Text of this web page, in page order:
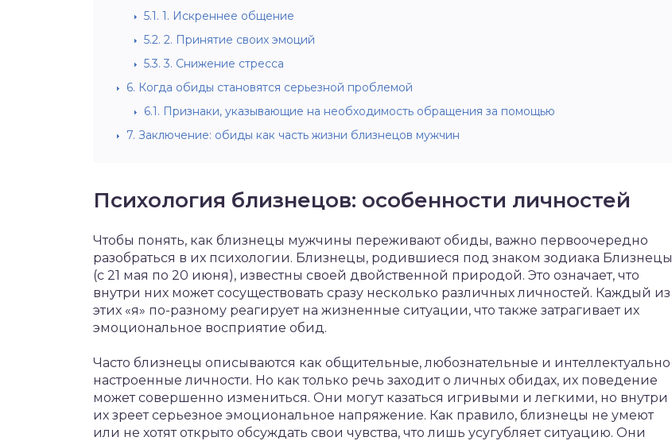
5.1. 1. Искреннее общение
5.2. 2. Принятие своих эмоций
5.3. 3. Снижение стресса
6. Когда обиды становятся серьезной проблемой
6.1. Признаки, указывающие на необходимость обращения за помощью
7. Заключение: обиды как часть жизни близнецов мужчин
Психология близнецов: особенности личностей
Чтобы понять, как близнецы мужчины переживают обиды, важно первоочередно
разобраться в их психологии. Близнецы, родившиеся под знаком зодиака Близнецы
(с 21 мая по 20 июня), известны своей двойственной природой. Это означает, что
внутри них может сосуществовать сразу несколько различных личностей. Каждый из
этих «я» по-разному реагирует на жизненные ситуации, что также затрагивает их
эмоциональное восприятие обид.
Часто близнецы описываются как общительные, любознательные и интеллектуально
настроенные личности. Но как только речь заходит о личных обидах, их поведение
может совершенно измениться. Они могут казаться игривыми и легкими, но внутри
их зреет серьезное эмоциональное напряжение. Как правило, близнецы не умеют
или не хотят открыто обсуждать свои чувства, что лишь усугубляет ситуацию. Они